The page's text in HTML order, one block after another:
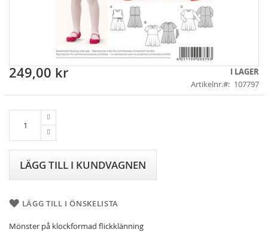
Skip
the
249,00 kr
I LAGER
Artikelnr.
107797
LÄGG TILL I KUNDVAGNEN
LÄGG TILL I ÖNSKELISTA
Mönster på klockformad flickklänning